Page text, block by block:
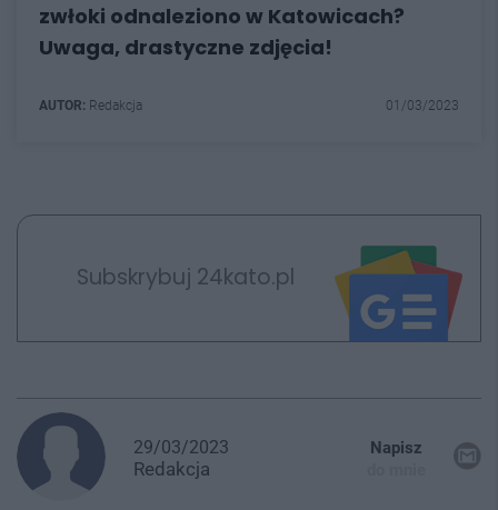
zwłoki odnaleziono w Katowicach?
Uwaga, drastyczne zdjęcia!
AUTOR: Redakcja 01/03/2023
Subskrybuj 24kato.pl
29/03/2023
Redakcja
Napisz